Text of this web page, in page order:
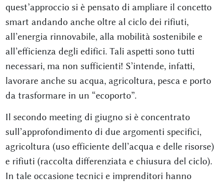
quest’approccio si è pensato di ampliare il concetto
smart andando anche oltre al ciclo dei rifiuti,
all’energia rinnovabile, alla mobilità sostenibile e
all’efficienza degli edifici. Tali aspetti sono tutti
necessari, ma non sufficienti! S’intende, infatti,
lavorare anche su acqua, agricoltura, pesca e porto
da trasformare in un “ecoporto”.
Il secondo meeting di giugno si è concentrato
sull’approfondimento di due argomenti specifici,
agricoltura (uso efficiente dell’acqua e delle risorse)
e rifiuti (raccolta differenziata e chiusura del ciclo).
In tale occasione tecnici e imprenditori hanno